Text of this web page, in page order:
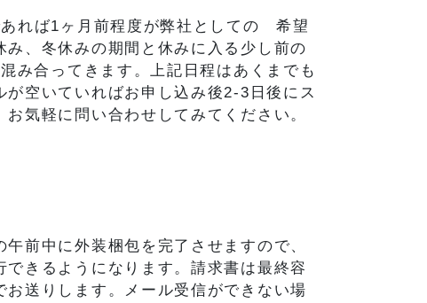
れば1ヶ月前程度が弊社としての 希望
、冬休みの期間と休みに入る少し前の
み合ってきます。上記日程はあくまでも
空いていればお申し込み後2-3日後にス
気軽に問い合わせしてみてください。
前中に外装梱包を完了させますので、
きるようになります。請求書は最終容
送りします。メール受信ができない場